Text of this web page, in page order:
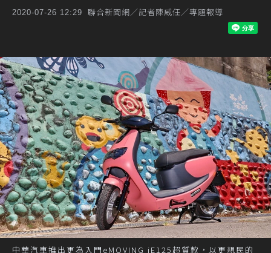
2020-07-26 12:29 聯合新聞網／記者陳威任／專題報導
中華汽車推出更為入門eMOVING iE125超質款，以更親民的